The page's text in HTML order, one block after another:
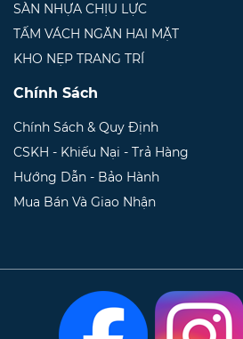
SÀN NHỰA CHỊU LỰC
TẤM VÁCH NGĂN HAI MẶT
KHO NẸP TRANG TRÍ
Chính Sách
Chính Sách & Quy Định
CSKH - Khiếu Nại - Trả Hàng
Hướng Dẫn - Bảo Hành
Mua Bán Và Giao Nhận